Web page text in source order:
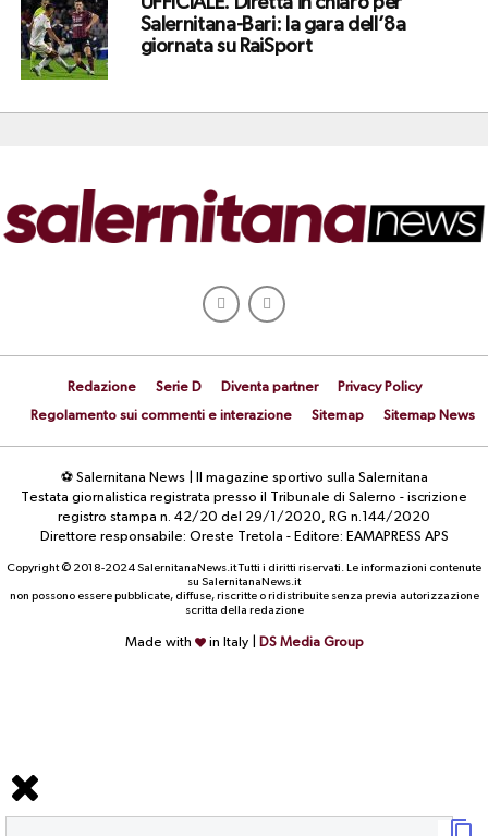
Salernitana-Bari: la gara dell’8a
giornata su RaiSport
Redazione Serie D Diventa partner
Privacy Policy
Regolamento sui commenti e interazione
Sitemap Sitemap News
⚽ Salernitana News | Il magazine sportivo sulla Salernitana
Testata giornalistica registrata presso il Tribunale di Salerno - iscrizione
registro stampa n. 42/20 del 29/1/2020, RG n.144/2020
Direttore responsabile: Oreste Tretola - Editore: EAMAPRESS APS
Copyright © 2018-2024 SalernitanaNews.it Tutti i diritti riservati. Le informazioni contenute
su SalernitanaNews.it
non possono essere pubblicate, diffuse, riscritte o ridistribuite senza previa autorizzazione
scritta della redazione
Made with in Italy | DS Media Group